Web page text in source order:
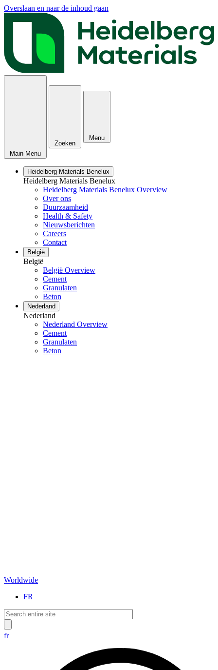
Overslaan en naar de inhoud gaan
Main Menu
Zoeken
Menu
Heidelberg Materials Benelux
Heidelberg Materials Benelux
Heidelberg Materials Benelux Overview
Over ons
Duurzaamheid
Health & Safety
Nieuwsberichten
Careers
Contact
België
België
België Overview
Cement
Granulaten
Beton
Nederland
Nederland
Nederland Overview
Cement
Granulaten
Beton
Worldwide
FR
fr